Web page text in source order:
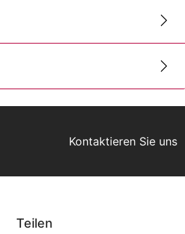
Kontaktieren Sie uns
Teilen